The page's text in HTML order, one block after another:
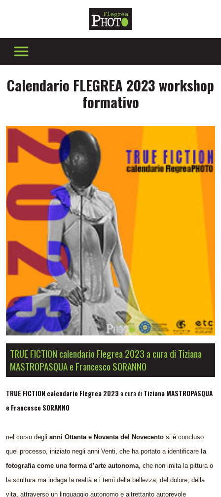
Calendario FLEGREA 2023 workshop
formativo
TRUE FICTION calendario Flegrea 2023 a cura di Tiziana
MASTROPASQUA e Francesco SORANNO
TRUE FICTION calendario Flegrea 2023 a cura di Tiziana MASTROPASQUA
e Francesco SORANNO
nel corso degli anni Ottanta e Novanta del Novecento si è concluso
quel processo, iniziato negli anni Venti, che ha portato a identificare la
fotografia come una forma d’arte autonoma, che non imita la pittura o
la scultura ma indaga la realtà e i temi della bellezza, del dolore, della
vita, attraverso un linguaggio autonomo e altrettanto autorevole